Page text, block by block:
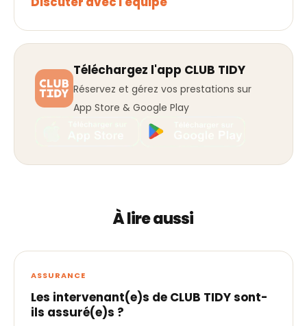
Téléchargez l'app CLUB TIDY
Réservez et gérez vos prestations sur
App Store & Google Play
À lire aussi
ASSURANCE
Les intervenant(e)s de CLUB TIDY sont-
ils assuré(e)s ?